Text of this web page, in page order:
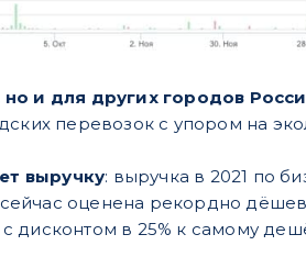
и для других городов
перевозок с упором на
выручку: выручка в 2021 по
оценена рекордно
с дисконтом в 25% к самому